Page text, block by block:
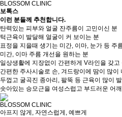
BLOSSOM CLINIC
보톡스
이런 분들께 추천합니다.
탄력있는 피부와 얼굴 잔주름이 고민이신 분
턱근육이 발달해 얼굴이 커 보이는 분
표정을 지을때 생기는 미간, 이마, 눈가 등 주
미간, 이마 주름 개선을 원하는 분
일상생활에 지장없이 간편하게 V라인을 갖고
간편한 주사시술로 손, 겨드랑이에 땀이 많이
두껍고 굴곡진 종아리, 팔뚝 등 근육이 많이
솟아있는 승모근을 여성스럽고 부드러운 어
BLOSSOM CLINIC
아프지 않게, 자연스럽게, 예쁘게